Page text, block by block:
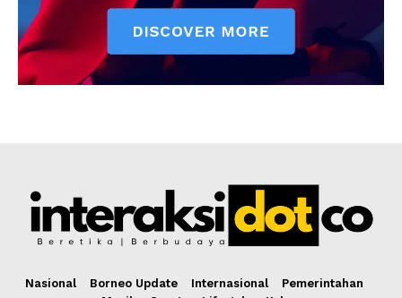
Nasional Borneo Update Internasional
Pemerintahan